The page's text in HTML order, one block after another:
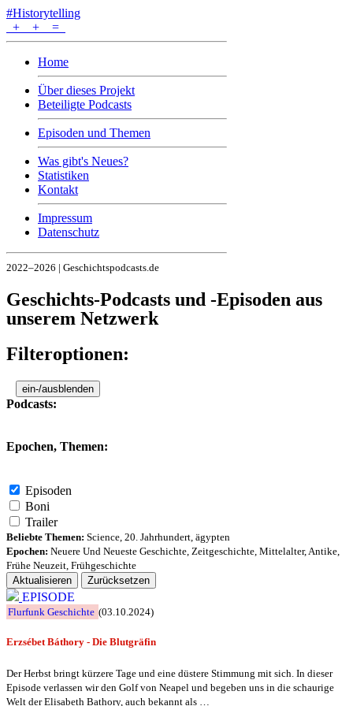
#Historytelling
+
+ =
Home
Über dieses Projekt
Beteiligte Podcasts
Episoden und Themen
Was gibt's Neues?
Statistiken
Kontakt
Impressum
Datenschutz
2022–2026 | Geschichtspodcasts.de
Geschichts-Podcasts und -Episoden aus
unserem Netzwerk
Filteroptionen:
ein-/ausblenden
Podcasts:
Epochen, Themen:
Episoden
Boni
Trailer
Beliebte Themen: Science 20. Jahrhundert ägypten
Epochen: Neuere Und Neueste Geschichte Zeitgeschichte Mittelalter, Antike
Frühe Neuzeit Frühgeschichte
Aktualisieren
Zurücksetzen
EPISODE
Flurfunk Geschichte (03.10.2024)
Erzsébet Báthory - Die Blutgräfin
Der Herbst bringt kürzere Tage und eine düstere Stimmung mit sich. In dieser
Episode verlassen wir den Golf von Neapel und begeben uns in die schaurige
Welt der Elisabeth Bathory, auch bekannt als …